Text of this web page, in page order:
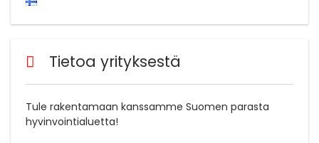
Tietoa yrityksestä
Tule rakentamaan kanssamme Suomen parasta
hyvinvointialuetta!